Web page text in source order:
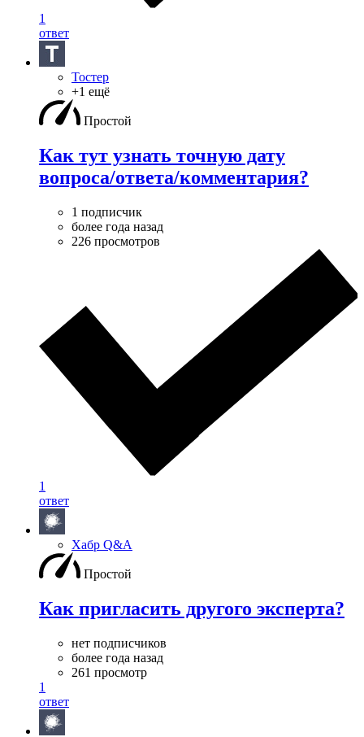
1
ответ
Тостер
+1 ещё
Простой
Как тут узнать точную дату
вопроса/ответа/комментария?
1 подписчик
более года назад
226 просмотров
1
ответ
Хабр Q&A
Простой
Как пригласить другого эксперта?
нет подписчиков
более года назад
261 просмотр
1
ответ